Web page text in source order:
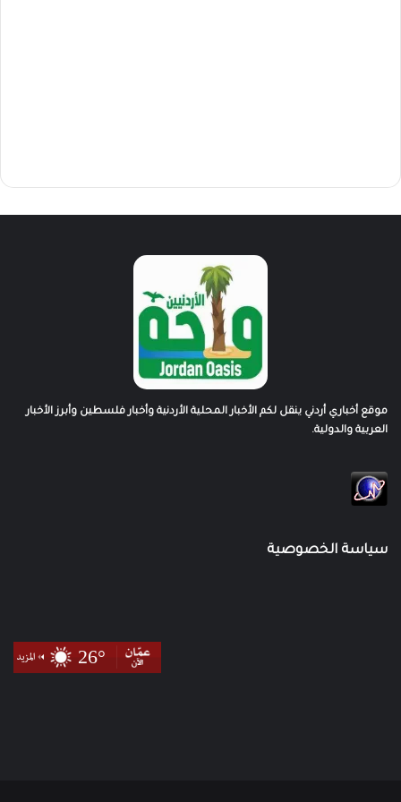
موقع أخباري أردني ينقل لكم الأخبار المحلية الأردنية وأخبار فلسطين وأبرز الأخبار
العربية والدولية.
سياسة الخصوصية